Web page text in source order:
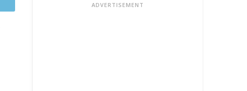
ADVERTISEMENT